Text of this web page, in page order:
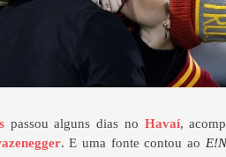
passou alguns dias no Havaí,
. E uma fonte contou ao